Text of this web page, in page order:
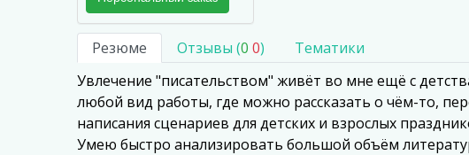
Резюме Отзывы (0 0)
Тематики
Увлечение "писательством" живёт во мне ещё с
любой вид работы, где можно рассказать о чём-то,
написания сценариев для детских и взрослых
Умею быстро анализировать большой объём